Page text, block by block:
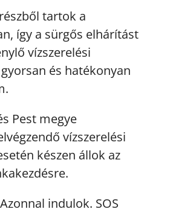
tartok a
így a sürgős elhárítást
vízszerelési
és hatékonyan
Pest megye
vízszerelési
készen állok az
indulok. SOS